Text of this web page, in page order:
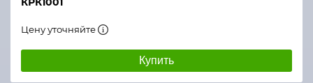
Цену уточняйте
Купить